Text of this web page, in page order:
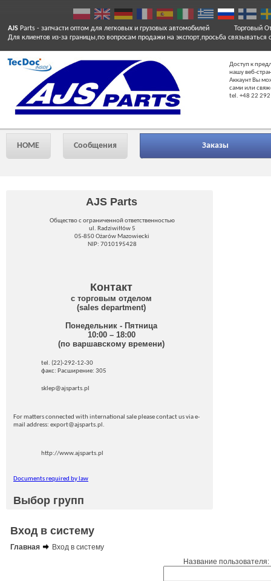
AJS Parts - запчасти оптом для легковых и грузовых автомобилей
Для клиентов из-за границы,по вопросам продажи на экспорт,просьба связываться
Торговый
Доступ к
нашу веб-
Аккаунт Вы
сами или
tel. +48 22
HOME Сообщения Заказы
AJS Parts
Общество с ограниченной ответственностью
ul. Radziwiłłów 5
05-850 Ożarów Mazowiecki
NIP: 7010195428
Контакт
с торговым отделом
(sales department)
Понедельник - Пятница
10:00 – 18:00
(по варшавскому времени)
tel. (22)-292-12-30
факс: Pасширение: 305
sklep@ajsparts.pl
For matters connected with international sale please contact us via e-
mail address: export@ajsparts.pl.
http://www.ajsparts.pl
Documents required by law
Выбор групп
Вход в систему
Главная
Вход в систему
Название пользователя: